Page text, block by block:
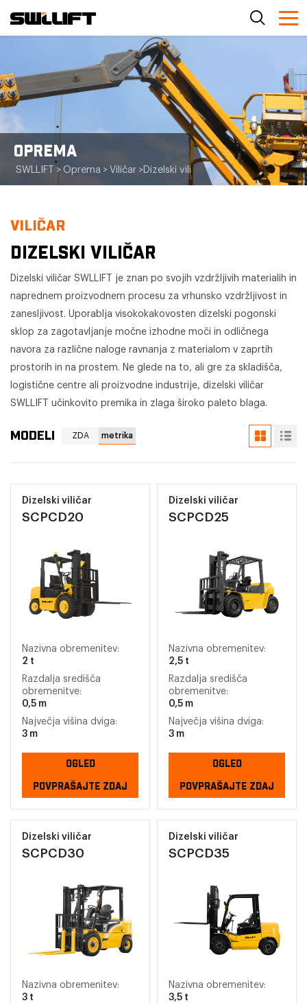
OPREMA
SWLLIFT > Oprema > Viličar > Dizelski viličar
VILIČAR
DIZELSKI VILIČAR
Dizelski viličar SWLLIFT je znan po svojih vzdržljivih materialih in
naprednem proizvodnem procesu za vrhunsko vzdržljivost in
zanesljivost. Uporablja visokokakovosten dizelski pogonski
sklop za zagotavljanje močne izhodne moči in odličnega
navora za različne naloge ravnanja z materialom v zaprtih
prostorih in na prostem. Ne glede na to, ali gre za skladišča,
logistične centre ali proizvodne industrije, dizelski viličar
SWLLIFT učinkovito premika in zlaga široko paleto blaga.
MODELI ZDA metrika
Dizelski viličar
SCPCD20
Nazivna obremenitev:
2 t
Razdalja središča
obremenitve:
0,5 m
Največja višina dviga:
3 m
OGLED
POVPRAŠAJTE ZDAJ
Dizelski viličar
SCPCD25
Nazivna obremenitev:
2,5 t
Razdalja središča
obremenitve:
0,5 m
Največja višina dviga:
3 m
OGLED
POVPRAŠAJTE ZDAJ
Dizelski viličar
SCPCD30
Nazivna obremenitev:
3 t
Dizelski viličar
SCPCD35
Nazivna obremenitev:
3,5 t